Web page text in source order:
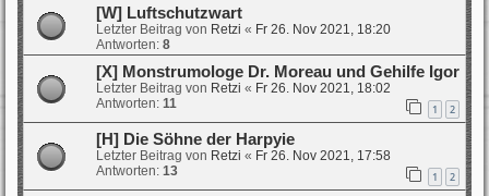
[W] Luftschutzwart
Letzter Beitrag von Retzi « Fr 26. Nov 2021, 18:20
Antworten: 8
[X] Monstrumologe Dr. Moreau und Gehilfe Igor
Letzter Beitrag von Retzi « Fr 26. Nov 2021, 18:02
Antworten: 11 1 2
[H] Die Söhne der Harpyie
Letzter Beitrag von Retzi « Fr 26. Nov 2021, 17:58
Antworten: 13 1 2